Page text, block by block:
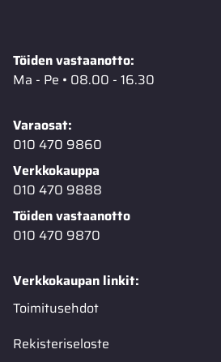
Töiden vastaanotto:
Ma - Pe • 08.00 - 16.30
Varaosat:
010 470 9860
Verkkokauppa
010 470 9888
Töiden vastaanotto
010 470 9870
Verkkokaupan linkit:
Toimitusehdot
Rekisteriseloste